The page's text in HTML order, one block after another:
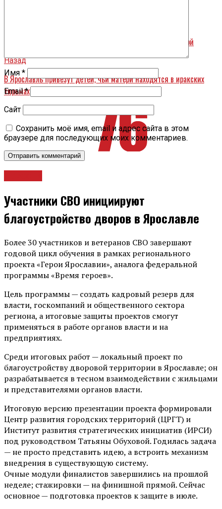
Мэр Ярославля провел техническую приемку Красноборской
Назад
В Ярославль привезут детей, чьи матери находятся в иракских
тюрьмах
Имя *
Email*
Сайт
Сохранить моё имя, email и адрес сайта в этом
браузере для последующих моих комментариев.
Участники СВО инициируют
благоустройство дворов в Ярославле
Более 30 участников и ветеранов СВО завершают
годовой цикл обучения в рамках регионального
проекта «Герои Ярославии», аналога федеральной
программы «Время героев».
Цель программы — создать кадровый резерв для
власти, госкомпаний и общественного сектора
региона, а итоговые защиты проектов смогут
применяться в работе органов власти и на
предприятиях.
Среди итоговых работ — локальный проект по
благоустройству дворовой территории в Ярославле; он
разрабатывается в тесном взаимодействии с жильцами
и представителями органов власти.
Итоговую версию презентации проекта формировали
Центр развития городских территорий (ЦРГТ) и
Институт развития стратегических инициатив (ИРСИ)
под руководством Татьяны Обуховой. Годилась задача
— не просто представить идею, а встроить механизм
внедрения в существующую систему.
Очные модули финалистов завершились на прошлой
неделе; стажировки — на финишной прямой. Сейчас
основное — подготовка проектов к защите в июле.